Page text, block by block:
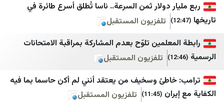
الإعلام الحربي حزب الله
صوت بيروت إنترناشونال
وكالة أخبار اليوم
الأفضل نيوز
ZNN
Ege Haber
Haberler
Hürriyet Gazetecilik
دولار ثمن السرعة.. ناسا تُطلق أسرع طائرة في
تلفزيون المستقبل
تلوّح بعدم المشاركة بمراقبة الامتحانات
تلفزيون المستقبل
وسخيف من يعتقد أنني لم أكن حاسما بما فيه
(11:45)
تلفزيون المستقبل